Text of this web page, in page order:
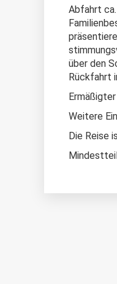
Abfahrt
über den
Rückfahrt
Weitere
Die Reise